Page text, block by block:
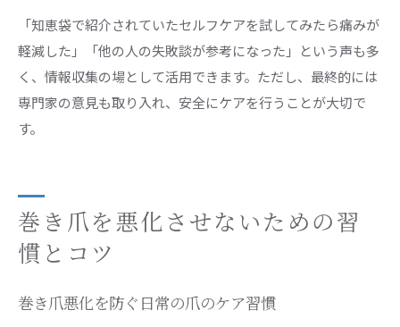
「知恵袋で紹介されていたセルフケアを試してみたら痛みが
軽減した」「他の人の失敗談が参考になった」という声も多
く、情報収集の場として活用できます。ただし、最終的には
専門家の意見も取り入れ、安全にケアを行うことが大切で
す。
巻き爪を悪化させないための習
慣とコツ
巻き爪悪化を防ぐ日常の爪のケア習慣